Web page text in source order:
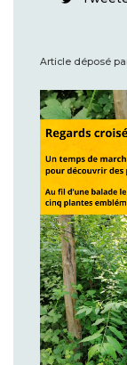
Article déposé